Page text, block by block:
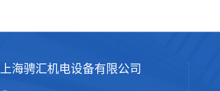
上海骋汇机电设备有限公司